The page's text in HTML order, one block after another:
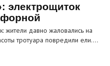
электрощиток
жители давно жаловались на
тротуара повредили ели.…